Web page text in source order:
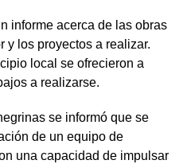
informe acerca de las obras
y los proyectos a realizar.
local se ofrecieron a
a realizarse.
se informó que se
de un equipo de
una capacidad de impulsar